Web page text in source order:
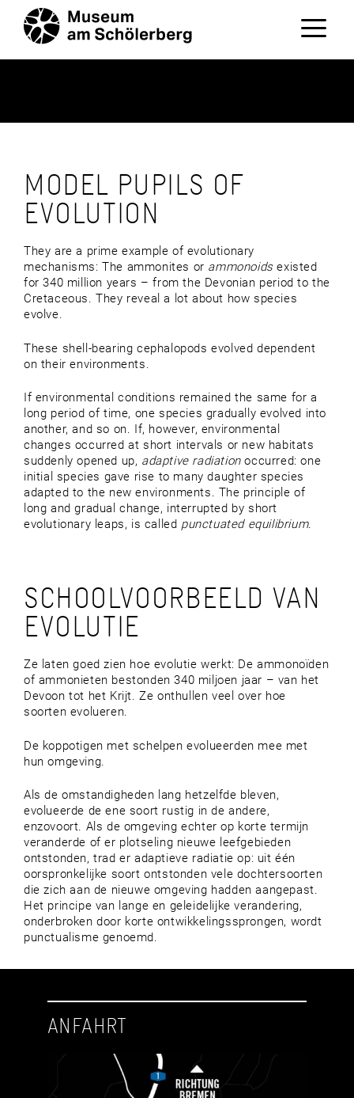
Inhalt
springen
MODEL PUPILS OF
EVOLUTION
They are a prime example of evolutionary
mechanisms: The ammonites or ammonoidsexisted
for 340 million years – from the Devonian period to the
Cretaceous. They reveal a lot about how species
evolve.
These shell-bearing cephalopods evolved dependent
on their environments.
If environmental conditions remained the same for a
long period of time, one species gradually evolved into
another, and so on. If, however, environmental
changes occurred at short intervals or new habitats
suddenly opened up, adaptive radiationoccurred: one
initial species gave rise to many daughter species
adapted to the new environments. The principle of
long and gradual change, interrupted by short
evolutionary leaps, is called punctuated equilibrium.
SCHOOLVOORBEELD VAN
EVOLUTIE
Ze laten goed zien hoe evolutie werkt: De ammonoïden
of ammonieten bestonden 340 miljoen jaar – van het
Devoon tot het Krijt. Ze onthullen veel over hoe
soorten evolueren.
De koppotigen met schelpen evolueerden mee met
hun omgeving.
Als de omstandigheden lang hetzelfde bleven,
evolueerde de ene soort rustig in de andere,
enzovoort. Als de omgeving echter op korte termijn
veranderde of er plotseling nieuwe leefgebieden
ontstonden, trad er adaptieve radiatie op: uit één
oorspronkelijke soort ontstonden vele dochtersoorten
die zich aan de nieuwe omgeving hadden aangepast.
Het principe van lange en geleidelijke verandering,
onderbroken door korte ontwikkelingssprongen, wordt
punctualisme genoemd.
ANFAHRT